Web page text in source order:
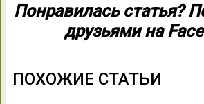
Понравилась статья?
друзьями на
ПОХОЖИЕ СТАТЬИ